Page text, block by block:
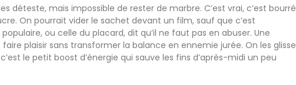
déteste, mais impossible de rester de marbre. C’est vrai, c’est bourré
On pourrait vider le sachet devant un film, sauf que c’est
ou celle du placard, dit qu’il ne faut pas en abuser. Une
plaisir sans transformer la balance en ennemie jurée. On les glisse
le petit boost d’énergie qui sauve les fins d’après-midi un peu